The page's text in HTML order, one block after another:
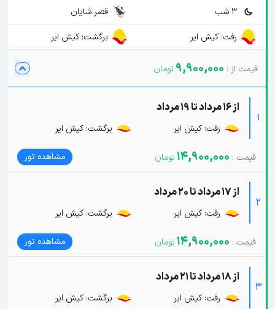
3 شب
قصر شایان
رفت: کیش ایر
برگشت: کیش ایر
9,900,000
1
از 16 مرداد تا 19 مرداد
رفت: کیش ایر برگشت: کیش ایر
14,900,000 مشاهده تور
2
از 17 مرداد تا 20 مرداد
رفت: کیش ایر برگشت: کیش ایر
14,900,000 مشاهده تور
3
از 18 مرداد تا 21 مرداد
رفت: کیش ایر برگشت: کیش ایر